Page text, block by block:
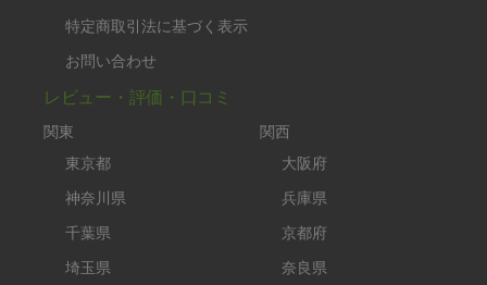
特定商取引法に基づく表示
お問い合わせ
レビュー・評価・口コミ
関東
東京都
神奈川県
千葉県
埼玉県
関西
大阪府
兵庫県
京都府
奈良県